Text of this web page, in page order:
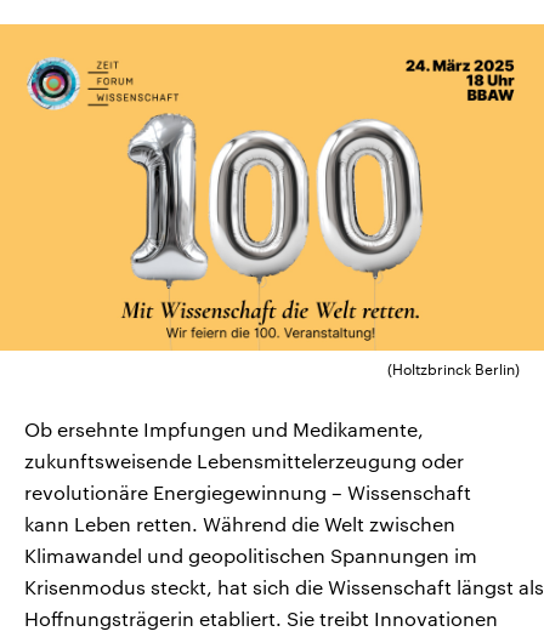
Landtagswahl Sachsen-Anhalt
2026
Alle Informationen
Sachsen-Anhalt wählt am 6.
September 2026 einen neuen
Landtag. Seit 2021 wird das
Bundesland von einer Koalition aus
CDU, SPD und FDP regiert.-
Umfragen, Prognosen,
Wahlprogramme, aktuelle Berichte
und Hintergründe zu den Parteien
und Kandidaten der anstehenden
Aktuelle Beiträge,
Hintergründe
Wirtschaftlich und
gehören die Vereinigten
den mächtigsten Ländern
mit großem Einfluss auf
aktuelle Weltgeschehen.
Sendungen Programm Podcasts
(Holtzbrinck Berlin)
Ob ersehnte Impfungen und Medikamente,
zukunftsweisende Lebensmittelerzeugung oder
revolutionäre Energiegewinnung – Wissenschaft
kann Leben retten. Während die Welt zwischen
Klimawandel und geopolitischen Spannungen im
Krisenmodus steckt, hat sich die Wissenschaft längst als
Hoffnungsträgerin etabliert. Sie treibt Innovationen